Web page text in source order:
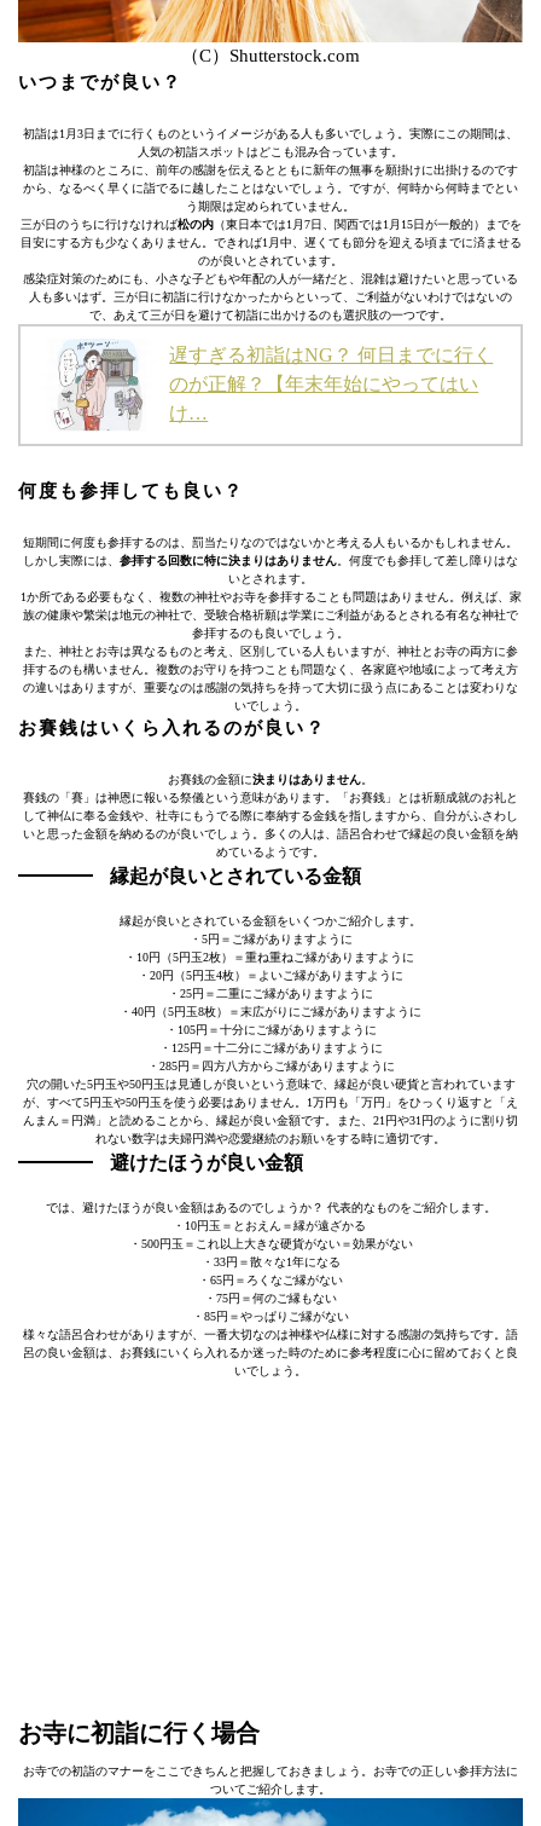
（C）Shutterstock.com
いつまでが良い？
初詣は1月3日までに行くものというイメージがある人も多いでしょう。実際にこの期間は、
人気の初詣スポットはどこも混み合っています。
初詣は神様のところに、前年の感謝を伝えるとともに新年の無事を願掛けに出掛けるのです
から、なるべく早くに詣でるに越したことはないでしょう。ですが、何時から何時までとい
う期限は定められていません。
三が日のうちに行けなければ松の内（東日本では1月7日、関西では1月15日が一般的）までを
目安にする方も少なくありません。できれば1月中、遅くても節分を迎える頃までに済ませる
のが良いとされています。
感染症対策のためにも、小さな子どもや年配の人が一緒だと、混雑は避けたいと思っている
人も多いはず。三が日に初詣に行けなかったからといって、ご利益がないわけではないの
で、あえて三が日を避けて初詣に出かけるのも選択肢の一つです。
遅すぎる初詣はNG？ 何日までに行く
のが正解？【年末年始にやってはい
け…
何度も参拝しても良い？
短期間に何度も参拝するのは、罰当たりなのではないかと考える人もいるかもしれません。
しかし実際には、 参拝する回数に特に決まりはありません 。何度でも参拝して差し障りはな
いとされます。
1か所である必要もなく、複数の神社やお寺を参拝することも問題はありません。例えば、家
族の健康や繁栄は地元の神社で、受験合格祈願は学業にご利益があるとされる有名な神社で
参拝するのも良いでしょう。
また、神社とお寺は異なるものと考え、区別している人もいますが、神社とお寺の両方に参
拝するのも構いません。複数のお守りを持つことも問題なく、各家庭や地域によって考え方
の違いはありますが、重要なのは感謝の気持ちを持って大切に扱う点にあることは変わりな
いでしょう。
お賽銭はいくら入れるのが良い？
お賽銭の金額に決まりはありません
賽銭の「賽」は神恩に報いる祭儀という意味があります。「お賽銭」とは祈願成就のお礼と
して神仏に奉る金銭や、社寺にもうでる際に奉納する金銭を指しますから、自分がふさわし
いと思った金額を納めるのが良いでしょう。多くの人は、語呂合わせで縁起の良い金額を納
めているようです。
縁起が良いとされている金額
縁起が良いとされている金額をいくつかご紹介します。
・5円＝ご縁がありますように
・10円（5円玉2枚）＝重ね重ねご縁がありますように
・20円（5円玉4枚）＝よいご縁がありますように
・25円＝二重にご縁がありますように
・40円（5円玉8枚）＝末広がりにご縁がありますように
・105円＝十分にご縁がありますように
・125円＝十二分にご縁がありますように
・285円＝四方八方からご縁がありますように
穴の開いた5円玉や50円玉は見通しが良いという意味で、縁起が良い硬貨と言われています
が、すべて5円玉や50円玉を使う必要はありません。1万円も「万円」をひっくり返すと「え
んまん＝円満」と読めることから、縁起が良い金額です。また、21円や31円のように割り切
れない数字は夫婦円満や恋愛継続のお願いをする時に適切です。
避けたほうが良い金額
では、避けたほうが良い金額はあるのでしょうか？ 代表的なものをご紹介します。
・10円玉＝とおえん＝縁が遠ざかる
・500円玉＝これ以上大きな硬貨がない＝効果がない
・33円＝散々な1年になる
・65円＝ろくなご縁がない
・75円＝何のご縁もない
・85円＝やっぱりご縁がない
様々な語呂合わせがありますが、一番大切なのは神様や仏様に対する感謝の気持ちです。語
呂の良い金額は、お賽銭にいくら入れるか迷った時のために参考程度に心に留めておくと良
いでしょう。
お寺に初詣に行く場合
お寺での初詣のマナーをここできちんと把握しておきましょう。お寺での正しい参拝方法に
ついてご紹介します。